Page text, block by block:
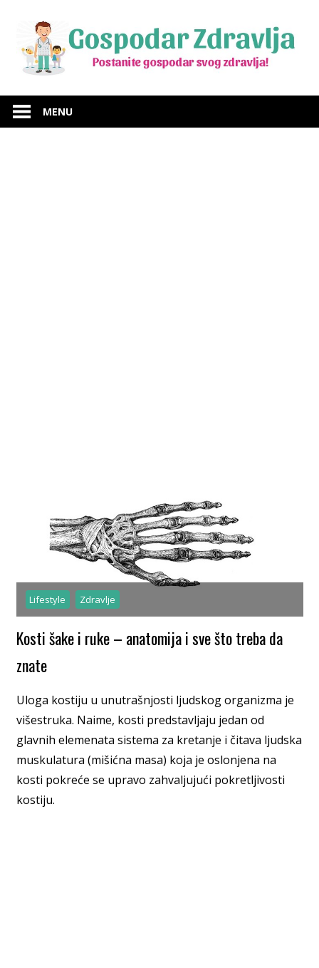
content
Gospodar
Zdravlja
gospodar
svog
MENU
Lifestyle Zdravlje
Kosti šake i ruke – anatomija i sve što treba da
znate
Uloga kostiju u unutrašnjosti ljudskog organizma je
višestruka. Naime, kosti predstavljaju jedan od
glavnih elemenata sistema za kretanje i čitava ljudska
muskulatura (mišićna masa) koja je oslonjena na
kosti pokreće se upravo zahvaljujući pokretljivosti
kostiju.